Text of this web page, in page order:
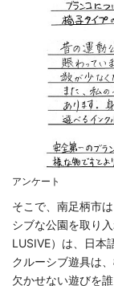
アンケート
そこで、南足柄市
シブな公園を取り
LUSIVE）は、日本
クルーシブ遊具は
欠かせない遊びを